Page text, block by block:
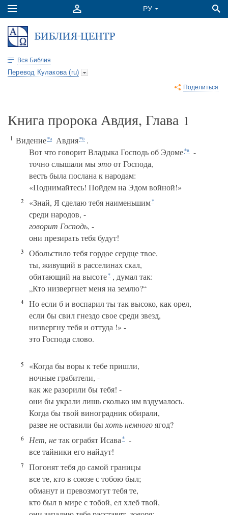
Вся Библия
Перевод Кулакова (ru)
Поделиться
Книга пророка Авдия, Глава 1
1 Видение*а Авдия*б .
Вот что говорит Владыка Господь об Эдоме*в
-
точно слышали мыэтоот Господа,
весть была послана к народам:
«Поднимайтесь! Пойдем на Эдом войной!»
2 «Знай, Я сделаю тебя наименьшим*
среди народов, -
говорит Господь, -
они презирать тебя будут!
3
Обольстило тебя гордое сердце твое,
ты, живущий в расселинах скал,
обитающий на высоте* , думал так:
„Кто низвергнет меня на землю?“
4
Но если б и воспарил ты так высоко, как орел,
если бы свил гнездо свое среди звезд,
низвергну тебя и оттуда !» -
это Господа слово.
5
«Когда бы воры к тебе пришли,
ночные грабители, -
как же разорили бы тебя! -
они бы украли лишь сколько им вздумалось.
Когда бы твой виноградник обирали,
разве не оставили быхоть немногоягод?
6 Нет, нетак ограбят Исава *
-
все тайники его найдут!
7
Погонят тебя до самой границы
все те, кто в союзе с тобою был;
обманут и превозмогут тебя те,
кто был в мире с тобой, ел хлеб твой,